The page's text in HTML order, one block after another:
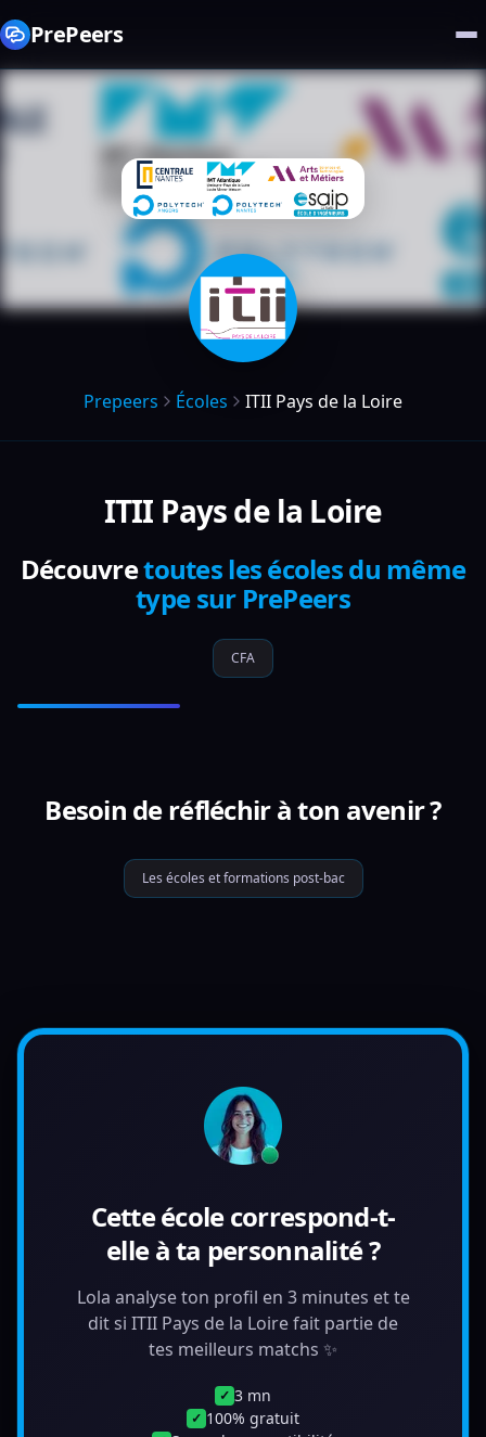
PrePeers
Prepeers Écoles ITII Pays de la Loire
ITII Pays de la Loire
Découvretoutes les écoles du même
type sur PrePeers
CFA
Besoin de réfléchir à ton avenir ?
Les écoles et formations post-bac
Cette école correspond-t-
elle à ta personnalité ?
Lola analyse ton profil en 3 minutes et te
dit si ITII Pays de la Loire fait partie de
tes meilleurs matchs ✨
✓ 3 mn
✓ 100% gratuit